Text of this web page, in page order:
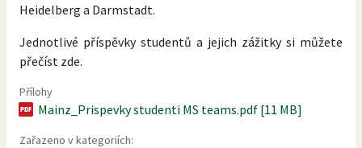
Heidelberg a Darmstadt.
Jednotlivé příspěvky studentů a jejich zážitky si můžete
přečíst zde.
Přílohy
Mainz_Prispevky studenti MS teams.pdf [11 MB]
Zařazeno v kategoriích: